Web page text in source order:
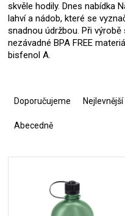
skvěle hodily. Dnes nabídka
lahví a nádob, které se
snadnou údržbou. Při
nezávadné BPA FREE
bisfenol A.
í
Doporučujeme Nejlevnější
Abecedně